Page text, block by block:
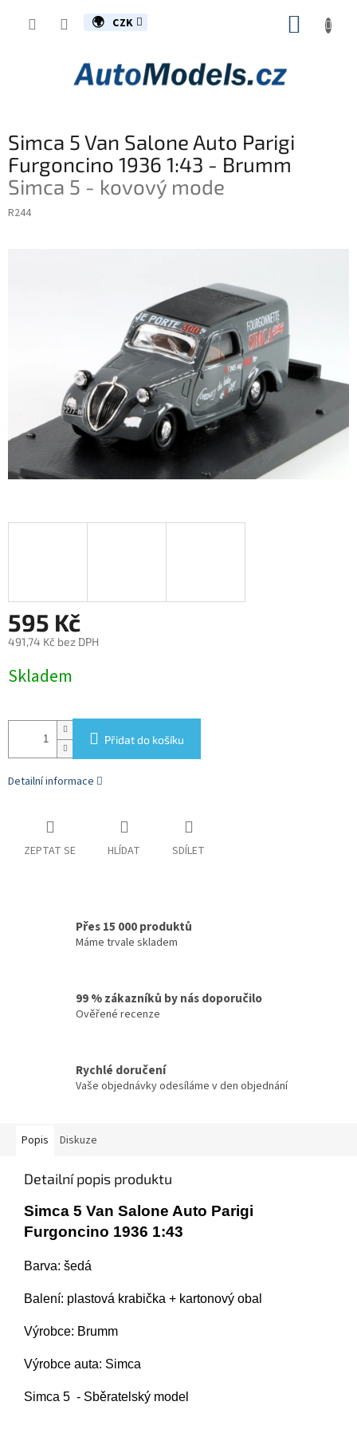
CZK
Simca 5 Van Salone Auto Parigi
Furgoncino 1936 1:43 - Brumm
Simca 5 - kovový mode
R244
595 Kč
491,74 Kč bez DPH
cena:
Skladem
Přidat do košíku
Detailní informace
ZEPTAT SE HLÍDAT SDÍLET
Přes 15 000 produktů
Máme trvale skladem
99 % zákazníků by nás doporučilo
Ověřené recenze
Rychlé doručení
Vaše objednávky odesíláme v den objednání
Popis Diskuze
Detailní popis produktu
Simca 5 Van Salone Auto Parigi
Furgoncino 1936 1:43
Barva: šedá
Balení: plastová krabička + kartonový obal
Výrobce: Brumm
Výrobce auta: Simca
Simca 5 - Sběratelský model